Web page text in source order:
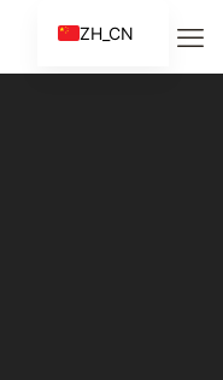
ZH_CN
EN